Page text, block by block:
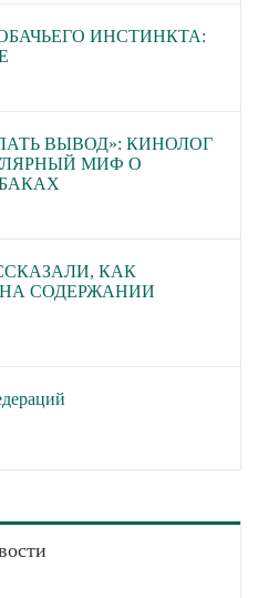
ИНСТИНКТА:
ВЫВОД»: КИНОЛОГ
МИФ О
КАК
СОДЕРЖАНИИ